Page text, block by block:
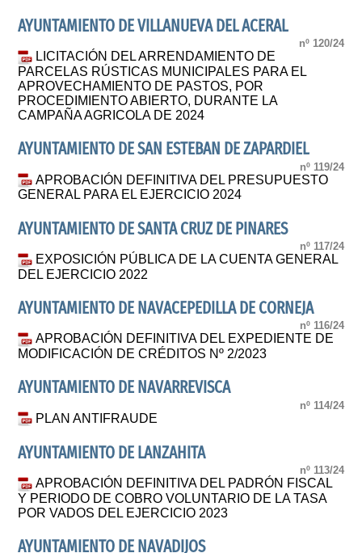
AYUNTAMIENTO DE VILLANUEVA DEL ACERAL
nº 120/24
LICITACIÓN DEL ARRENDAMIENTO DE
PARCELAS RÚSTICAS MUNICIPALES PARA EL
APROVECHAMIENTO DE PASTOS, POR
PROCEDIMIENTO ABIERTO, DURANTE LA
CAMPAÑA AGRICOLA DE 2024
AYUNTAMIENTO DE SAN ESTEBAN DE ZAPARDIEL
nº 119/24
APROBACIÓN DEFINITIVA DEL PRESUPUESTO
GENERAL PARA EL EJERCICIO 2024
AYUNTAMIENTO DE SANTA CRUZ DE PINARES
nº 117/24
EXPOSICIÓN PÚBLICA DE LA CUENTA GENERAL
DEL EJERCICIO 2022
AYUNTAMIENTO DE NAVACEPEDILLA DE CORNEJA
nº 116/24
APROBACIÓN DEFINITIVA DEL EXPEDIENTE DE
MODIFICACIÓN DE CRÉDITOS Nº 2/2023
AYUNTAMIENTO DE NAVARREVISCA
nº 114/24
PLAN ANTIFRAUDE
AYUNTAMIENTO DE LANZAHITA
nº 113/24
APROBACIÓN DEFINITIVA DEL PADRÓN FISCAL
Y PERIODO DE COBRO VOLUNTARIO DE LA TASA
POR VADOS DEL EJERCICIO 2023
AYUNTAMIENTO DE NAVADIJOS